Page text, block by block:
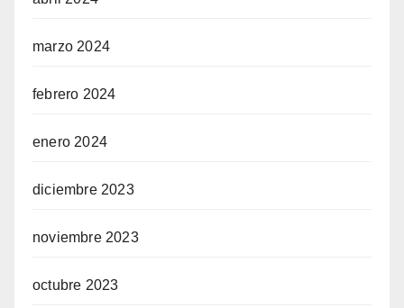
marzo 2024
febrero 2024
enero 2024
diciembre 2023
noviembre 2023
octubre 2023